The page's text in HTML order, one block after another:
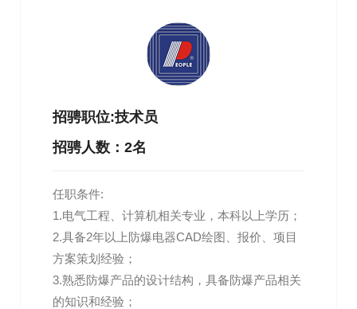
招骋职位:技术员
招骋人数：2名
任职条件:
1.电气工程、计算机相关专业，本科以上学历；
2.具备2年以上防爆电器CAD绘图、报价、项目
方案策划经验；
3.熟悉防爆产品的设计结构，具备防爆产品相关
的知识和经验；